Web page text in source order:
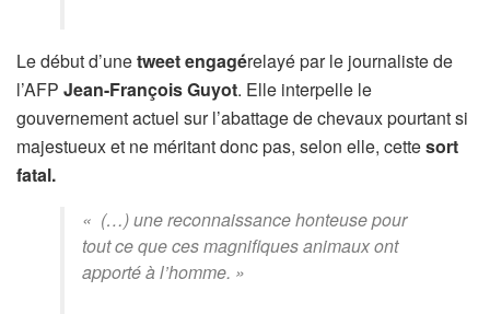
Le début d’unetweet engagérelayé par le journaliste de
l’AFP Jean-François Guyot. Elle interpelle le
gouvernement actuel sur l’abattage de chevaux pourtant si
majestueux et ne méritant donc pas, selon elle, cettesort
fatal.
« (…) une reconnaissance honteuse pour
tout ce que ces magnifiques animaux ont
apporté à l’homme. »